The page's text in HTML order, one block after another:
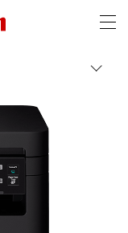
Canon Logo, back